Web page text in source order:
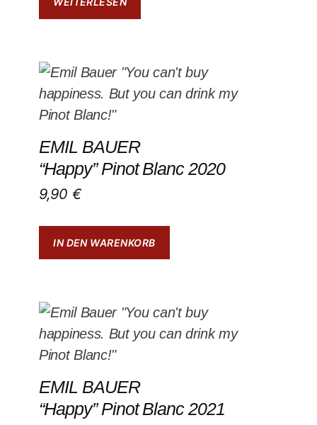
EMIL BAUER
“Happy” Pinot Blanc 2020
9,90 €
IN DEN WARENKORB
EMIL BAUER
“Happy” Pinot Blanc 2021